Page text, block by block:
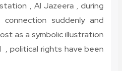
, Al Jazeera , during
suddenly and
as a symbolic illustration
political rights have been